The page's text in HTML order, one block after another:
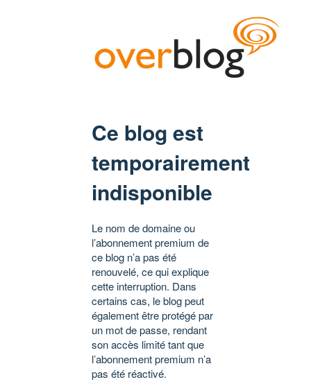
Ce blog est
temporairement
indisponible
Le nom de domaine ou
l’abonnement premium de
ce blog n’a pas été
renouvelé, ce qui explique
cette interruption. Dans
certains cas, le blog peut
également être protégé par
un mot de passe, rendant
son accès limité tant que
l’abonnement premium n’a
pas été réactivé.